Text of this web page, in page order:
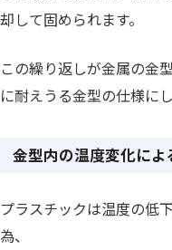
却して固められます。
この繰り返しが金属の金
に耐えうる金型の仕様に
金型内の温度変化によ
プラスチックは温度の低
為、